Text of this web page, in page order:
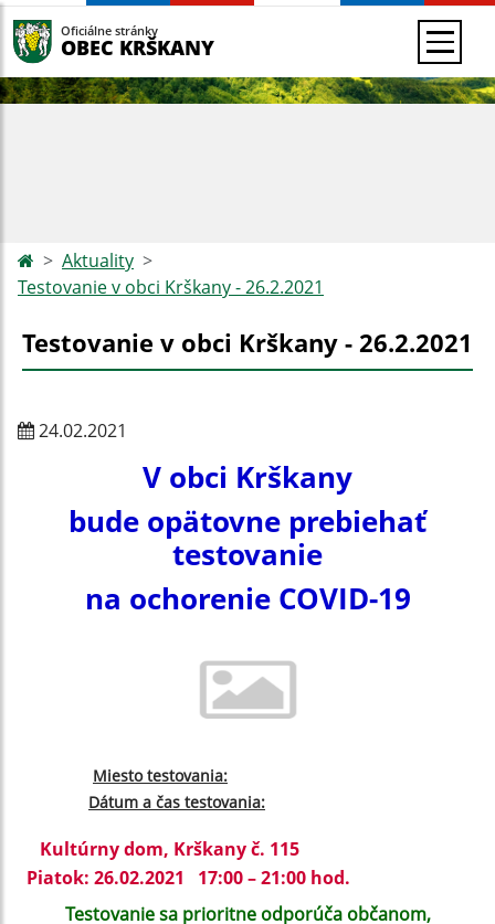
Oficiálne stránky
OBEC KRŠKANY
Aktuality
Testovanie v obci Krškany - 26.2.2021
Testovanie v obci Krškany - 26.2.2021
24.02.2021
V obci Krškany
bude opätovne prebiehať
testovanie
na ochorenie COVID-19
Miesto testovania:
Dátum a čas testovania:
Kultúrny dom, Krškany č. 115
Piatok: 26.02.2021 17:00 – 21:00 hod.
Testovanie sa prioritne odporúča občanom,